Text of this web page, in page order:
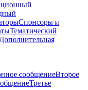
Спонсоры и
Тематический
Дополнительная
сообщениеВторое
Третье